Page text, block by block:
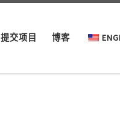
提交项目 博客